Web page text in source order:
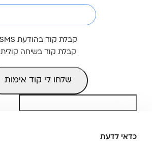
אופן קבלת הקודקבלת קוד בהודעת SMS
קבלת קוד בשיחה קולית
שלחו לי קוד אימות
כדאי לדעת